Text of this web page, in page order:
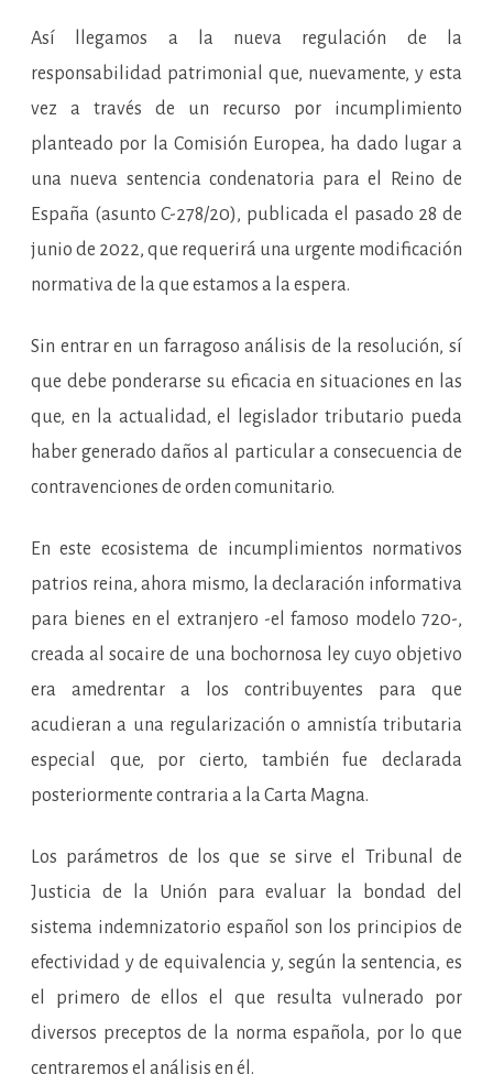
Así llegamos a la nueva regulación de la
responsabilidad patrimonial que, nuevamente, y esta
vez a través de un recurso por incumplimiento
planteado por la Comisión Europea, ha dado lugar a
una nueva sentencia condenatoria para el Reino de
España (asunto C-278/20), publicada el pasado 28 de
junio de 2022, que requerirá una urgente modificación
normativa de la que estamos a la espera.
Sin entrar en un farragoso análisis de la resolución, sí
que debe ponderarse su eficacia en situaciones en las
que, en la actualidad, el legislador tributario pueda
haber generado daños al particular a consecuencia de
contravenciones de orden comunitario.
En este ecosistema de incumplimientos normativos
patrios reina, ahora mismo, la declaración informativa
para bienes en el extranjero -el famoso modelo 720-,
creada al socaire de una bochornosa ley cuyo objetivo
era amedrentar a los contribuyentes para que
acudieran a una regularización o amnistía tributaria
especial que, por cierto, también fue declarada
posteriormente contraria a la Carta Magna.
Los parámetros de los que se sirve el Tribunal de
Justicia de la Unión para evaluar la bondad del
sistema indemnizatorio español son los principios de
efectividad y de equivalencia y, según la sentencia, es
el primero de ellos el que resulta vulnerado por
diversos preceptos de la norma española, por lo que
centraremos el análisis en él.